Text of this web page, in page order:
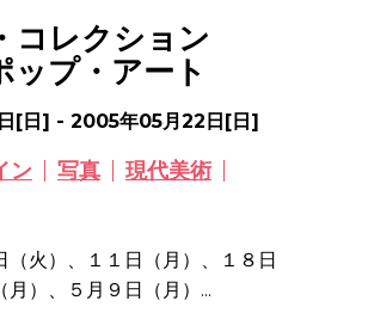
コレクション
ップ・アート
[日] - 2005年05月22日[日]
ン 写真
現代美術
（火）、１１日（月）、１８日
月）、５月９日（月）...